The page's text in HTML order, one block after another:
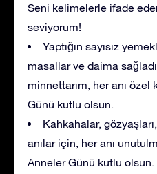
Seni kelimelerle ifade
seviyorum!
Yaptığın sayısız
masallar ve daima
minnettarım, her anı özel
Günü kutlu olsun.
Kahkahalar,
anılar için, her anı
Anneler Günü kutlu olsun.